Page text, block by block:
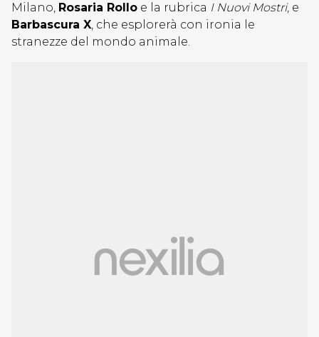
Milano, Rosaria Rollo e la rubrica I Nuovi Mostri, e
Barbascura X, che esplorerà con ironia le
stranezze del mondo animale.